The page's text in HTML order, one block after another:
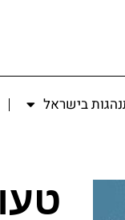
בישראל